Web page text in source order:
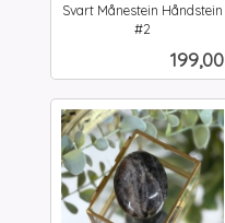
Svart Månestein Håndstein
#2
Pris
199,00